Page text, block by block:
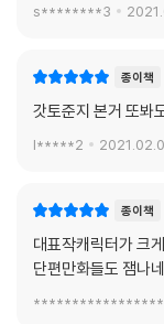
s********3
종이책
갓토준지 본거 또봐
l*****2
종이책
대표작캐릭터가 크
단편만화들도 잼나